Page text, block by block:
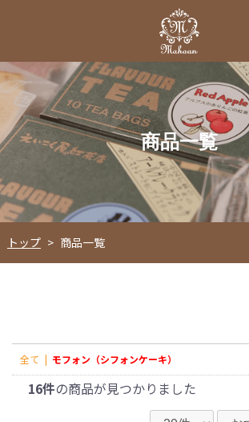
商品一覧
トップ > 商品一覧
全て | モフォン（シフォンケーキ）
16件の商品が見つかりました